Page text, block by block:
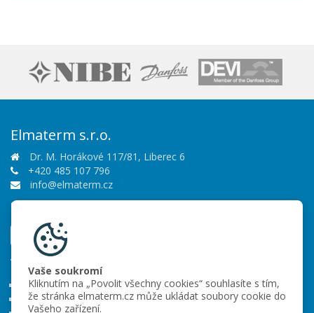
Elmaterm s.r.o.
Dr. M. Horákové 117/81, Liberec 6
+420 485 107 796
info@elmaterm.cz
Sledujte nás
Vše o nákupu
Obchodní podmínky
Ochrana osobních údajů
Vaše soukromí
Kliknutím na „Povolit všechny cookies“ souhlasíte s tím,
že stránka elmaterm.cz může ukládat soubory cookie do
Vašeho zařízení.